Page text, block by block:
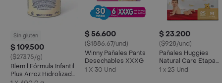
Sin gluten
$ 109.500
($273.75/g)
Blemil Fórmula Infantil
Plus Arroz Hidrolizado
$ 56.600
($1886.67/und)
Winny Pañales Pants
Desechables XXXG
1 X 30 Und
$ 23.200
($928/und)
Pañales Huggies
Natural Care Etapa
2/M Suavidad
1 x 25 Und